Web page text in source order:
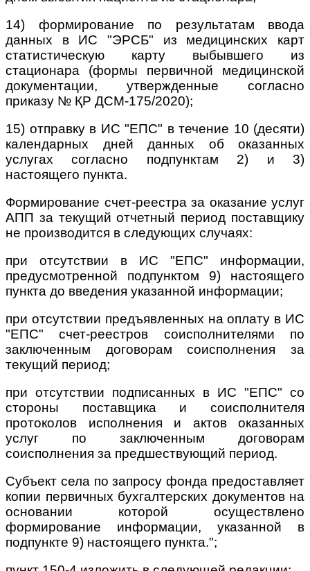
14) формирование по результатам ввода
данных в ИС "ЭРСБ" из медицинских карт
статистическую карту выбывшего из
стационара (формы первичной медицинской
документации, утвержденные согласно
приказу № ҚР ДСМ-175/2020);
15) отправку в ИС "ЕПС" в течение 10 (десяти)
календарных дней данных об оказанных
услугах согласно подпунктам 2) и 3)
настоящего пункта.
Формирование счет-реестра за оказание услуг
АПП за текущий отчетный период поставщику
не производится в следующих случаях:
при отсутствии в ИС "ЕПС" информации,
предусмотренной подпунктом 9) настоящего
пункта до введения указанной информации;
при отсутствии предъявленных на оплату в ИС
"ЕПС" счет-реестров соисполнителями по
заключенным договорам соисполнения за
текущий период;
при отсутствии подписанных в ИС "ЕПС" со
стороны поставщика и соисполнителя
протоколов исполнения и актов оказанных
услуг по заключенным договорам
соисполнения за предшествующий период.
Субъект села по запросу фонда предоставляет
копии первичных бухгалтерских документов на
основании которой осуществлено
формирование информации, указанной в
подпункте 9) настоящего пункта.";